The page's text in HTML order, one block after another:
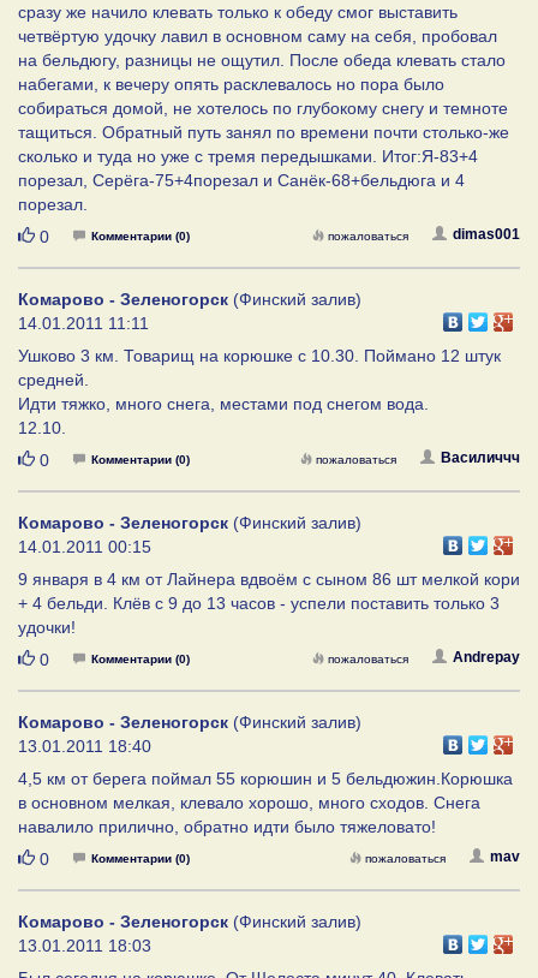
сразу же начило клевать только к обеду смог выставить
четвёртую удочку лавил в основном саму на себя, пробовал
на бельдюгу, разницы не ощутил. После обеда клевать стало
набегами, к вечеру опять расклевалось но пора было
собираться домой, не хотелось по глубокому снегу и темноте
тащиться. Обратный путь занял по времени почти столько-же
сколько и туда но уже с тремя передышками. Итог:Я-83+4
порезал, Серёга-75+4порезал и Санёк-68+бельдюга и 4
порезал.
Нравится
0 Комментарии (0) dimas001
пожаловаться
Комарово - Зеленогорск (Финский залив)
14.01.2011 11:11
Ушково 3 км. Товарищ на корюшке с 10.30. Поймано 12 штук
средней.
Идти тяжко, много снега, местами под снегом вода.
12.10.
Нравится
0 Комментарии (0) Василиччч
пожаловаться
Комарово - Зеленогорск (Финский залив)
14.01.2011 00:15
9 января в 4 км от Лайнера вдвоём с сыном 86 шт мелкой кори
+ 4 бельди. Клёв с 9 до 13 часов - успели поставить только 3
удочки!
Нравится
0 Комментарии (0) Andrepay
пожаловаться
Комарово - Зеленогорск (Финский залив)
13.01.2011 18:40
4,5 км от берега поймал 55 корюшин и 5 бельдюжин.Корюшка
в основном мелкая, клевало хорошо, много сходов. Снега
навалило прилично, обратно идти было тяжеловато!
Нравится
0 Комментарии (0) mav
пожаловаться
Комарово - Зеленогорск (Финский залив)
13.01.2011 18:03